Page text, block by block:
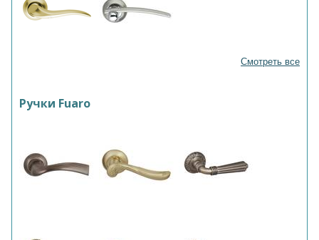
Смотреть все
Ручки Fuaro